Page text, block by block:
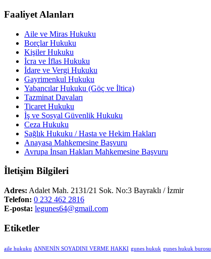
Faaliyet Alanları
Aile ve Miras Hukuku
Borçlar Hukuku
Kişiler Hukuku
İcra ve İflas Hukuku
İdare ve Vergi Hukuku
Gayrimenkul Hukuku
Yabancılar Hukuku (Göç ve İltica)
Tazminat Davaları
Ticaret Hukuku
İş ve Sosyal Güvenlik Hukuku
Ceza Hukuku
Sağlık Hukuku / Hasta ve Hekim Hakları
Anayasa Mahkemesine Başvuru
Avrupa İnsan Hakları Mahkemesine Başvuru
İletişim Bilgileri
Adres: Adalet Mah. 2131/21 Sok. No:3 Bayraklı / İzmir
Telefon: 0 232 462 2816
E-posta: legunes64@gmail.com
Etiketler
aile hukuku ANNENİN SOYADINI VERME HAKKI gunes hukuk gunes hukuk burosu